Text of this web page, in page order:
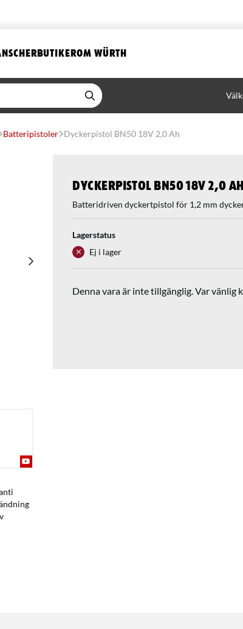
BUTIKEROM WÜRTH
Batteripistoler Dyckerpistol BN50 18V 2,0 Ah
Dyckerpistol BN50 18V 2,0 Ah
Batteridriven dyckertpistol för 1,2 mm
Lagerstatus
Ej i lager
Denna vara är inte tillgänglig. Var vänlig